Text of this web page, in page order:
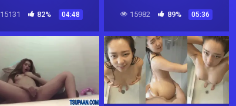
15131 82% 04:48 15982 89% 05:36